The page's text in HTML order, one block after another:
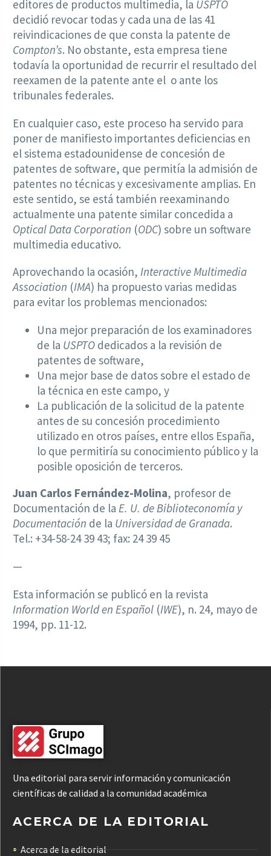
editores de productos multimedia, la USPTO
decidió revocar todas y cada una de las 41
reivindicaciones de que consta la patente de
Compton’s. No obstante, esta empresa tiene
todavía la oportunidad de recurrir el resultado del
reexamen de la patente ante el o ante los
tribunales federales.
En cualquier caso, este proceso ha servido para
poner de manifiesto importantes deficiencias en
el sistema estadounidense de concesión de
patentes de software, que permitía la admisión de
patentes no técnicas y excesivamente amplias. En
este sentido, se está también reexaminando
actualmente una patente similar concedida a
Optical Data Corporation (ODC) sobre un software
multimedia educativo.
Aprovechando la ocasión, Interactive Multimedia
Association (IMA) ha propuesto varias medidas
para evitar los problemas mencionados:
Una mejor preparación de los examinadores
de la USPTO dedicados a la revisión de
patentes de software,
Una mejor base de datos sobre el estado de
la técnica en este campo, y
La publicación de la solicitud de la patente
antes de su concesión procedimiento
utilizado en otros países, entre ellos España,
lo que permitiría su conocimiento público y la
posible oposición de terceros.
Juan Carlos Fernández-Molina, profesor de
Documentación de la E. U. de Biblioteconomía y
Documentación de la Universidad de Granada.
Tel.: +34-58-24 39 43; fax: 24 39 45
—
Esta información se publicó en la revista
Information World en Español (IWE), n. 24, mayo de
1994, pp. 11-12.
Una editorial para servir información y comunicación
científicas de calidad a la comunidad académica
ACERCA DE LA EDITORIAL
Acerca de la editorial